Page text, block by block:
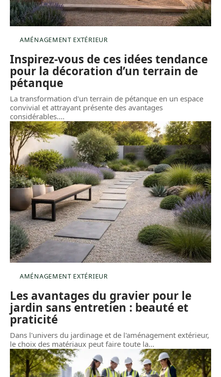
AMÉNAGEMENT EXTÉRIEUR
Inspirez-vous de ces idées tendance
pour la décoration d’un terrain de
pétanque
La transformation d'un terrain de pétanque en un espace
convivial et attrayant présente des avantages
considérables.…
AMÉNAGEMENT EXTÉRIEUR
Les avantages du gravier pour le
jardin sans entretien : beauté et
praticité
Dans l'univers du jardinage et de l'aménagement extérieur,
le choix des matériaux peut faire toute la…